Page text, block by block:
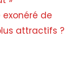
exonéré de
attractifs ?